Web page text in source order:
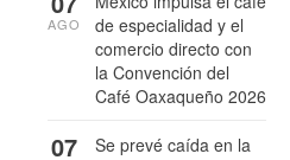
de especialidad y el
comercio directo con
la Convención del
Café Oaxaqueño 2026
AGO
Se prevé caída en la
07